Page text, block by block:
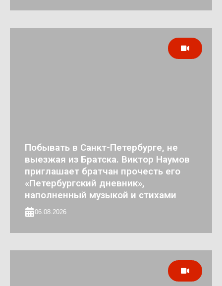
Побывать в Санкт-Петербурге, не
выезжая из Братска. Виктор Наумов
приглашает братчан прочесть его
«Петербургский дневник»,
наполненный музыкой и стихами
06.08.2026